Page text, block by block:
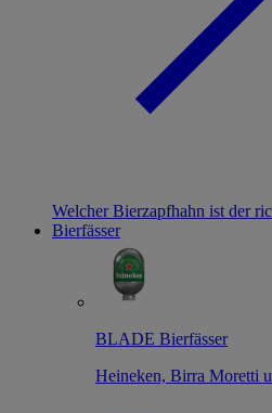
Welcher Bierzapfhahn ist der
Bierfässer
BLADE Bierfässer
Heineken, Birra Moretti